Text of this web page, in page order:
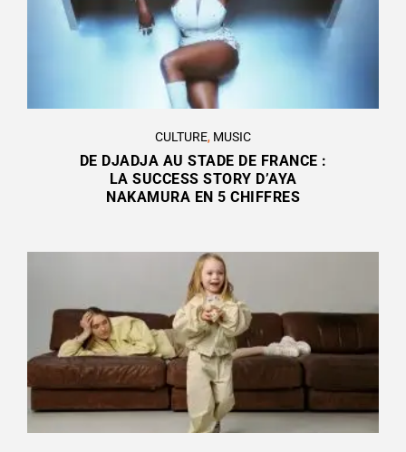
CULTURE, MUSIC
DE DJADJA AU STADE DE FRANCE :
LA SUCCESS STORY D’AYA
NAKAMURA EN 5 CHIFFRES